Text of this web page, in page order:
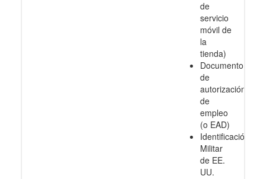
de
servicio
móvil de
la
tienda)
Documento
de
autorización
de
empleo
(o EAD)
Identificación
Militar
de EE.
UU.